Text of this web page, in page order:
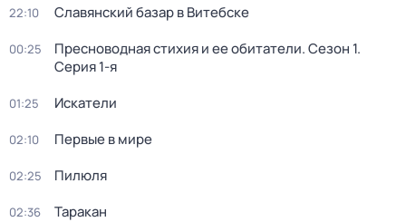
22:10 Славянский базар в Витебске
00:25 Пресноводная стихия и ее обитатели. Сезон 1.
Серия 1-я
01:25 Искатели
02:10 Первые в мире
02:25 Пилюля
02:36 Таракан